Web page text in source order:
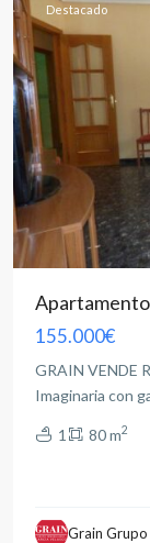
Destacado
155.000€
GRAIN VENDE
Imaginaria con
1 80 m2
Grain